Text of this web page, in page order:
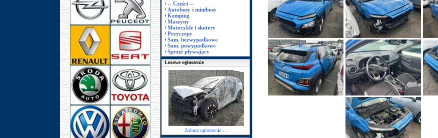
-- Części --
Autobusy i minibusy
Kemping
Maszyny
Motocykle i skutery
Przyczepy
Sam. bezwypadkowe
Sam. powypadkowe
Sprzęt pływający
Losowe ogłoszenie
Zobacz ogłoszenie ...